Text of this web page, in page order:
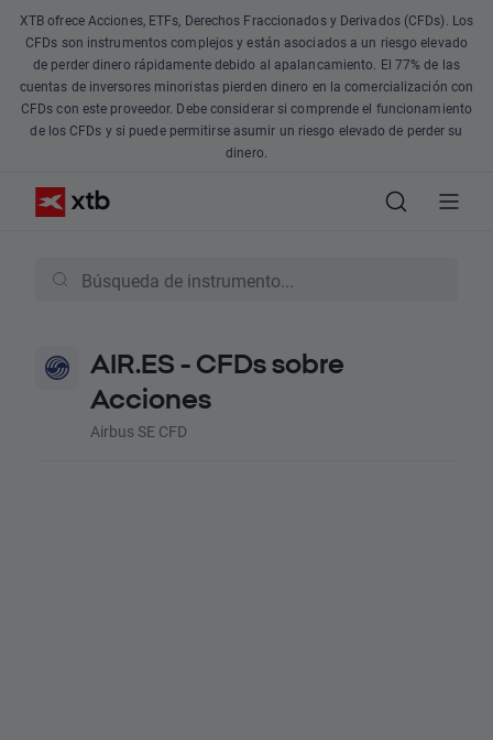
XTB ofrece Acciones, ETFs, Derechos Fraccionados y Derivados (CFDs). Los
CFDs son instrumentos complejos y están asociados a un riesgo elevado
de perder dinero rápidamente debido al apalancamiento. El 77% de las
cuentas de inversores minoristas pierden dinero en la comercialización con
CFDs con este proveedor. Debe considerar si comprende el funcionamiento
de los CFDs y si puede permitirse asumir un riesgo elevado de perder su
dinero.
AIR.ES - CFDs sobre
Acciones
Airbus SE CFD